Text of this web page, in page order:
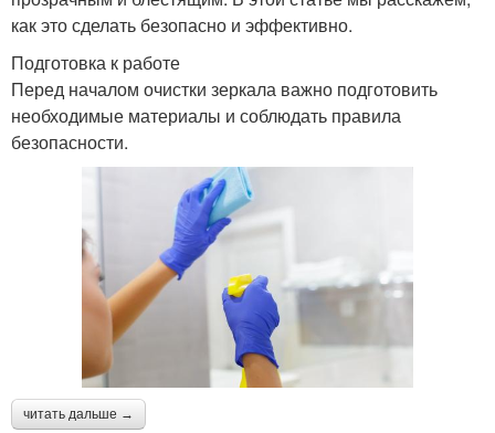
как это сделать безопасно и эффективно.
Подготовка к работе
Перед началом очистки зеркала важно подготовить
необходимые материалы и соблюдать правила
безопасности.
читать дальше →